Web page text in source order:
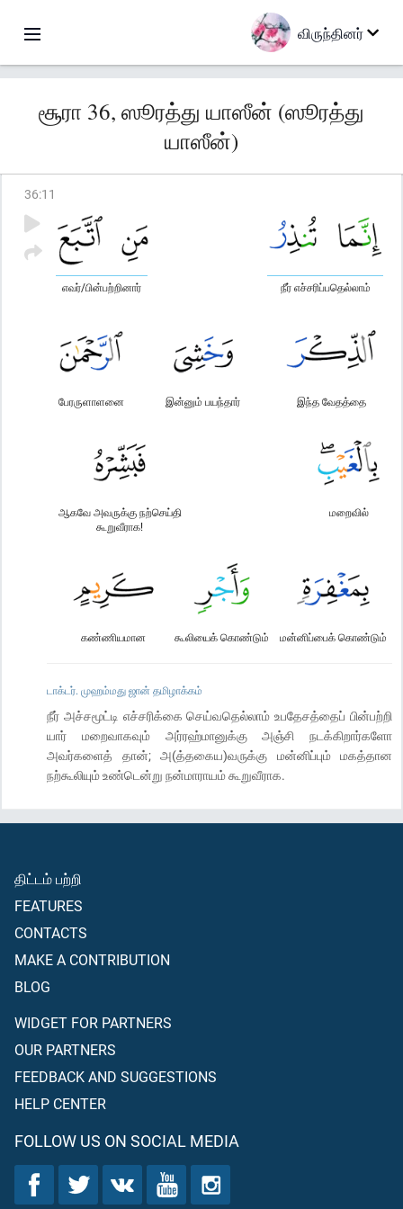
விருந்தினர்
சூரா 36, ஸூரத்து யாஸீன் (ஸூரத்து
யாஸீன்)
36:11
நீர் எச்சரிப்பதெல்லாம்
எவர்/பின்பற்றினார்
இந்த வேதத்தை
இன்னும் பயந்தார்
பேரருளாளனை
மறைவில்
ஆகவே அவருக்கு நற்செய்தி
கூறுவீராக!
மன்னிப்பைக் கொண்டும்
கூலியைக் கொண்டும்
கண்ணியமான
டாக்டர். முஹம்மது ஜான் தமிழாக்கம்
நீர் அச்சமூட்டி எச்சரிக்கை செய்வதெல்லாம் உபதேசத்தைப் பின்பற்றி
யார் மறைவாகவும் அர்ரஹ்மானுக்கு அஞ்சி நடக்கிறார்களோ
அவர்களைத் தான்; அ(த்தகைய)வருக்கு மன்னிப்பும் மகத்தான
நற்கூலியும் உண்டென்று நன்மாராயம் கூறுவீராக.
திட்டம் பற்றி
FEATURES
CONTACTS
MAKE A CONTRIBUTION
BLOG
WIDGET FOR PARTNERS
OUR PARTNERS
FEEDBACK AND SUGGESTIONS
HELP CENTER
FOLLOW US ON SOCIAL MEDIA